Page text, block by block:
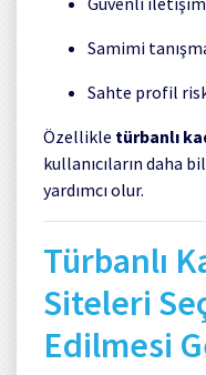
Samimi
Sahte profil
Özellikle türbanlı
kullanıcıların daha
yardımcı olur.
Türbanlı
Siteleri
Edilmesi